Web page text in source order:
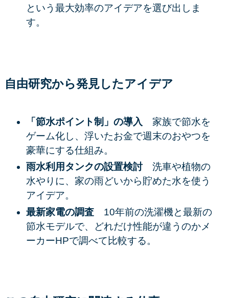
という最大効率のアイデアを選び出しま
す。
自由研究から発見したアイデア
「節水ポイント制」の導入 家族で節水を
ゲーム化し、浮いたお金で週末のおやつを
豪華にする仕組み。
雨水利用タンクの設置検討 洗車や植物の
水やりに、家の雨どいから貯めた水を使う
アイデア。
最新家電の調査 10年前の洗濯機と最新の
節水モデルで、どれだけ性能が違うのかメ
ーカーHPで調べて比較する。